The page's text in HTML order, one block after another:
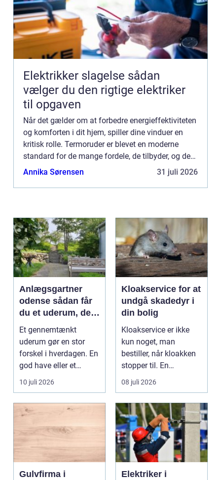
Elektrikker slagelse sådan
vælger du den rigtige elektriker
til opgaven
Når det gælder om at forbedre energieffektiviteten
og komforten i dit hjem, spiller dine vinduer en
kritisk rolle. Termoruder er blevet en moderne
standard for de mange fordele, de tilbyder, og det
er her, en dygtig glarmester kommer ind ...
Annika Sørensen 31 juli 2026
Anlægsgartner
odense sådan får
du et uderum, der
holder i mange år
Et gennemtænkt
uderum gør en stor
forskel i hverdagen. En
god have eller et
velplejet fællesareal
10 juli 2026
Kloakservice for at
undgå skadedyr i
din bolig
Kloakservice er ikke
kun noget, man
bestiller, når kloakken
stopper til. En
systematisk gennem...
08 juli 2026
Gulvfirma i
Elektriker i